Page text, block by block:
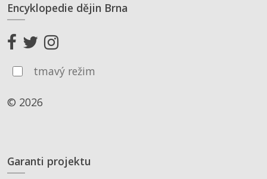
Encyklopedie dějin Brna
tmavý režim
© 2026
Garanti projektu